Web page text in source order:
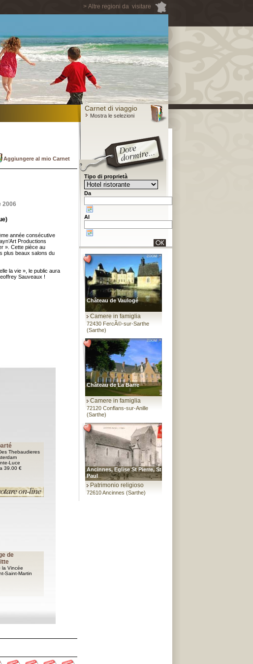
> Altre regioni da visitare
Carnet di viaggio
Mostra le selezioni
Aggiungere al mio Carnet
2006
année consécutive
Productions
». Cette pièce au
plus beaux salons du
la vie », le public aura
Sauveaux !
Thebaudieres
Luce
39.00 €
de
la Vincée
Saint-Martin
Tipo di proprietà
Da
Al
Château de Vaulogé
Camere in famiglia
72430 FercÃ©-sur-Sarthe
(Sarthe)
Château de La Barre
Camere in famiglia
72120 Conflans-sur-Anille
(Sarthe)
Ancinnes, Eglise St Pierre, St
Paul
Patrimonio religioso
72610 Ancinnes (Sarthe)